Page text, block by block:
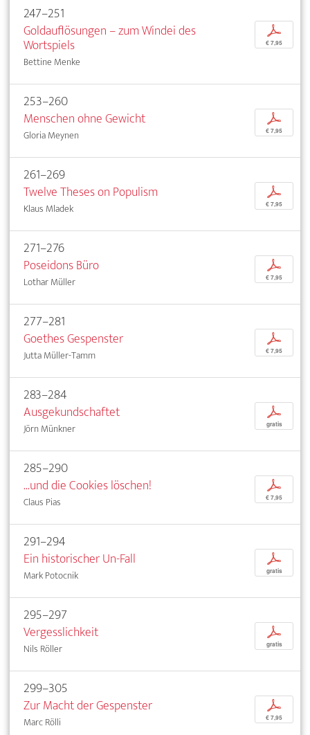
247–251
Goldauflösungen – zum Windei des
Wortspiels
Bettine Menke
p
€ 7,95
253–260
Menschen ohne Gewicht
Gloria Meynen
p
€ 7,95
261–269
Twelve Theses on Populism
Klaus Mladek
p
€ 7,95
271–276
Poseidons Büro
Lothar Müller
p
€ 7,95
277–281
Goethes Gespenster
Jutta Müller-Tamm
p
€ 7,95
283–284
Ausgekundschaftet
Jörn Münkner
p
gratis
285–290
...und die Cookies löschen!
Claus Pias
p
€ 7,95
291–294
Ein historischer Un-Fall
Mark Potocnik
p
gratis
295–297
Vergesslichkeit
Nils Röller
p
gratis
299–305
Zur Macht der Gespenster
Marc Rölli
p
€ 7,95